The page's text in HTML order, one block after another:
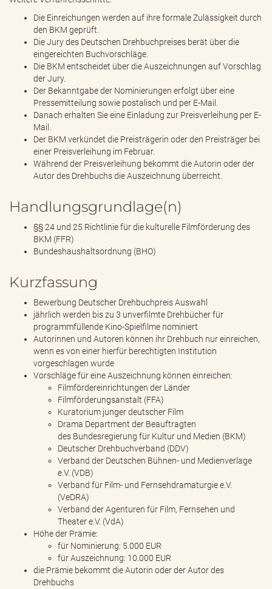
Die Einreichungen werden auf ihre formale Zulässigkeit durch
den BKM geprüft.
Die Jury des Deutschen Drehbuchpreises berät über die
eingereichten Buchvorschläge.
Die BKM entscheidet über die Auszeichnungen auf Vorschlag
der Jury.
Der Bekanntgabe der Nominierungen erfolgt über eine
Pressemitteilung sowie postalisch und per E-Mail.
Danach erhalten Sie eine Einladung zur Preisverleihung per E-
Mail.
Der BKM verkündet die Preisträgerin oder den Preisträger bei
einer Preisverleihung im Februar.
Während der Preisverleihung bekommt die Autorin oder der
Autor des Drehbuchs die Auszeichnung überreicht.
Handlungsgrundlage(n)
§§ 24 und 25 Richtlinie für die kulturelle Filmförderung des
BKM (FFR)
Bundeshaushaltsordnung (BHO)
Kurzfassung
Bewerbung Deutscher Drehbuchpreis Auswahl
jährlich werden bis zu 3 unverfilmte Drehbücher für
programmfüllende Kino-Spielfilme nominiert
Autorinnen und Autoren können ihr Drehbuch nur einreichen,
wenn es von einer hierfür berechtigten Institution
vorgeschlagen wurde
Vorschläge für eine Auszeichnung können einreichen:
Filmfördereinrichtungen der Länder
Filmförderungsanstalt (FFA)
Kuratorium junger deutscher Film
Drama Department der Beauftragten
des Bundesregierung für Kultur und Medien (BKM)
Deutscher Drehbuchverband (DDV)
Verband der Deutschen Bühnen- und Medienverlage
e.V. (VDB)
Verband für Film- und Fernsehdramaturgie e.V.
(VeDRA)
Verband der Agenturen für Film, Fernsehen und
Theater e.V. (VdA)
Höhe der Prämie:
für Nominierung: 5.000 EUR
für Auszeichnung: 10.000 EUR
die Prämie bekommt die Autorin oder der Autor des
Drehbuchs